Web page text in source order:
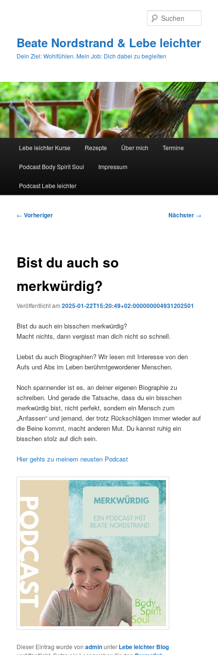
Beate Nordstrand & Lebe leichter
Dein Ziel: Wohlfühlen. Mein Job: Dich dabei zu begleiten
Lebe leichter Kurse Rezepte Über mich Termine
Podcast Body Spirit Soul Impressum
Podcast Lebe leichter
Beitragsnavigation
← Vorheriger Nächster →
Bist du auch so
merkwürdig?
Veröffentlicht am2025-01-22T15:20:49+02:000000004931202501
Bist du auch ein bisschen merkwürdig?
Macht nichts, dann vergisst man dich nicht so schnell.
Liebst du auch Biographien? Wir lesen mit Interesse von den
Aufs und Abs im Leben berühmtgewordener Menschen.
Noch spannender ist es, an deiner eigenen Biographie zu
schreiben. Und gerade die Tatsache, dass du ein bisschen
merkwürdig bist, nicht perfekt, sondern ein Mensch zum
„Anfassen“ und jemand, der trotz Rückschlägen immer wieder auf
die Beine kommt, macht anderen Mut. Du kannst ruhig ein
bisschen stolz auf dich sein.
Hier gehts zu meinem neusten Podcast
Dieser Eintrag wurde vonadminunter Lebe leichter Blog